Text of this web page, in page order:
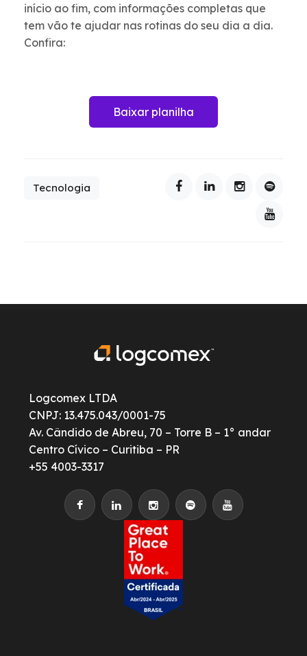
início ao fim, com informações completas que
tem vão te ajudar nas rotinas do seu dia a dia.
Confira:
Baixar planilha
Tecnologia
Logcomex LTDA
CNPJ: 13.475.043/0001-75
Av. Cândido de Abreu, 70 – Torre B – 1° andar
Centro Cívico – Curitiba – PR
+55 4003-3317